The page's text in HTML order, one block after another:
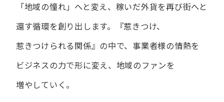
「地域の​憧れ」へと​変え、 稼いだ外貨を​再び街へと​
還す循環を​創り出します。
『惹きつけ、​
惹きつけられる​関係』の​中で、​事業者様の​情熱を​
ビジネスの​力で​形に​変え、 地域の​ファンを​
増やしていく。